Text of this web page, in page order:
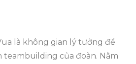
là không gian lý tưởng để
của đoàn. Nằm